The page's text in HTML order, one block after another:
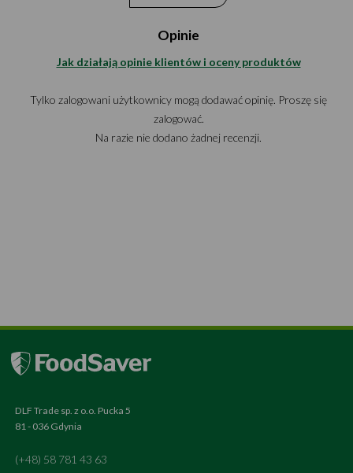
Opinie
Jak działają opinie klientów i oceny produktów
Tylko zalogowani użytkownicy mogą dodawać opinię. Proszę się
zalogować.
Na razie nie dodano żadnej recenzji.
DLF Trade sp. z o.o. Pucka 5
81 - 036 Gdynia
(+48) 58 781 43 63